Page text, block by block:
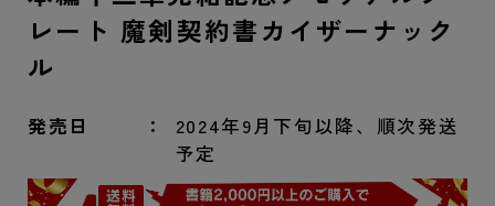
レート 魔剣契約書カイザーナック
ル
発売日
2024年9月下旬以降、順次発送
予定